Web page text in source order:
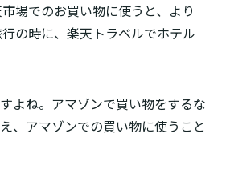
場でのお買い物に使うと、より
の時に、楽天トラベルでホテル
よね。アマゾンで買い物をするな
、アマゾンでの買い物に使うこと